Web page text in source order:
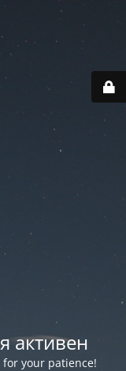
активен
your patience!